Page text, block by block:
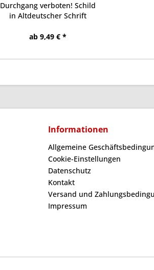
Durchgang verboten! Schild
in Altdeutscher Schrift
ab 9,49 € *
Informationen
Allgemeine
Cookie-Einstellungen
Datenschutz
Kontakt
Versand und
Impressum